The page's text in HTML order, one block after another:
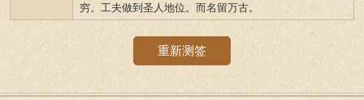
穷。工夫做到圣人地位。而名留万古。
重新测签